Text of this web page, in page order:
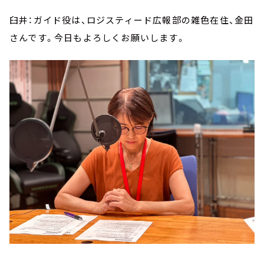
臼井：ガイド役は、ロジスティード広報部の雑色在住、金田
さんです。今日もよろしくお願いします。